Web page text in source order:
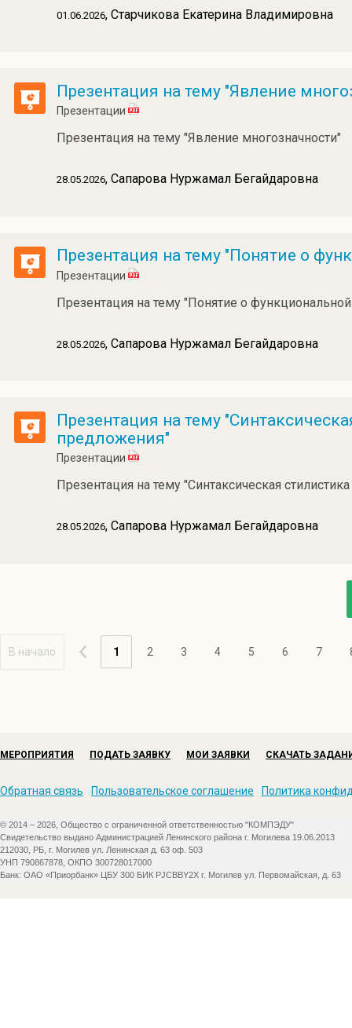
01.06.2026, Старчикова Екатерина Владимировна
Презентация на тему "Явление
Презентации
Презентация на тему "Явление многозначности"
28.05.2026, Сапарова Нуржамал Бегайдаровна
Презентация на тему "Понятие о
Презентации
Презентация на тему "Понятие о функциональной
28.05.2026, Сапарова Нуржамал Бегайдаровна
Презентация на тему
предложения"
Презентации
Презентация на тему "Синтаксическая
28.05.2026, Сапарова Нуржамал Бегайдаровна
В начало 1 2 3 4 5 6 7
МЕРОПРИЯТИЯ ПОДАТЬ ЗАЯВКУ МОИ ЗАЯВКИ СКАЧАТЬ
Обратная связь Пользовательское соглашение Политика
© 2014 – 2026, Общество с ограниченной ответственностью "КОМПЭДУ"
Свидетельство выдано Администрацией Ленинского района г. Могилева 19.06.2013
212030, РБ, г. Могилев ул. Ленинская д. 63 оф. 503
УНП 790867878, ОКПО 300728017000
Банк: ОАО «Приорбанк» ЦБУ 300 БИК PJCBBY2X г. Могилев ул. Первомайская, д. 63